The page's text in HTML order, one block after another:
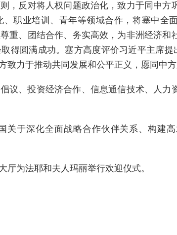
，反对将人权问题政治化，致力于同中方
职业培训、青年等领域合作，将塞中全
重、团结合作、务实高效，为非洲经济和
得圆满成功。塞方高度评价习近平主席提
力于推动共同发展和公平正义，愿同中方
议、投资经济合作、信息通信技术、人力
关于深化全面战略合作伙伴关系、构建
为法耶和夫人玛丽举行欢迎仪式。